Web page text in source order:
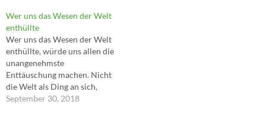
Tisch. Mit einem kabellosen
Stift kann ich markieren und
blättern. Manche Notebooks
mit abnehmbarem Display
kommen der Sache…
Wer uns das Wesen der Welt
enthüllte
Wer uns das Wesen der Welt
enthüllte, würde uns allen die
unangenehmste
Enttäuschung machen. Nicht
die Welt als Ding an sich,
sondern die Welt als
September 30, 2018